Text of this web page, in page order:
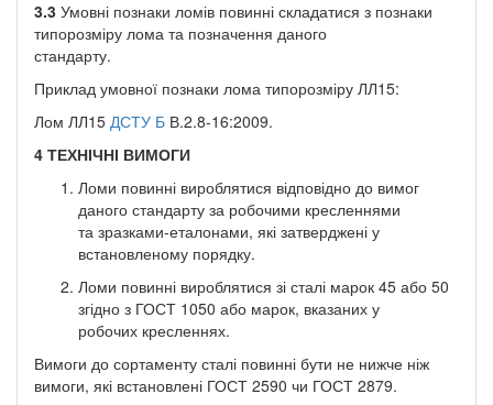
3.3 Умовні познаки ломів повинні складатися з познаки
типорозміру лома та позначення даного
стандарту.
Приклад умовної познаки лома типорозміру ЛЛ15:
Лом ЛЛ15 ДСТУ Б В.2.8-16:2009.
4 ТЕХНІЧНІ ВИМОГИ
Ломи повинні вироблятися відповідно до вимог
даного стандарту за робочими кресленнями
та зразками-еталонами, які затверджені у
встановленому порядку.
Ломи повинні вироблятися зі сталі марок 45 або 50
згідно з ГОСТ 1050 або марок, вказаних у
робочих кресленнях.
Вимоги до сортаменту сталі повинні бути не нижче ніж
вимоги, які встановлені ГОСТ 2590 чи ГОСТ 2879.